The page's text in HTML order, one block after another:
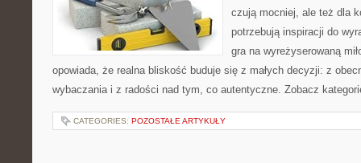
czują mocniej, ale też dla
potrzebują inspiracji do
gra na wyreżyserowaną
opowiada, że realna bliskość buduje się z małych decyzji: z
wybaczania i z radości nad tym, co autentyczne. Zobacz
CATEGORIES: POZOSTAŁE ARTYKUŁY